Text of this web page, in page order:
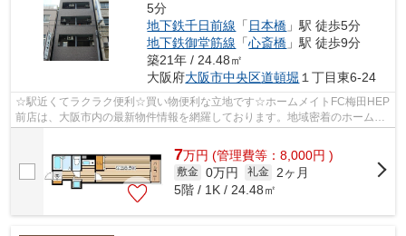
5分
地下鉄千日前線 「 日本橋 」駅 徒歩5分
地下鉄御堂筋線 「心斎橋 」駅 徒歩9分
築21年 / 24.48㎡
大阪府大阪市中央区道頓堀 １丁目東6-24
☆駅近くてラクラク便利☆買い物便利な立地です☆ホームメイトFC梅田HEP
前店は、大阪市内の最新物件情報を網羅しております。地域密着のホームメ
7万円 (管理費等：8,000円 )
敷金 0万円 礼金
2ヶ月
5階 / 1K / 24.48㎡